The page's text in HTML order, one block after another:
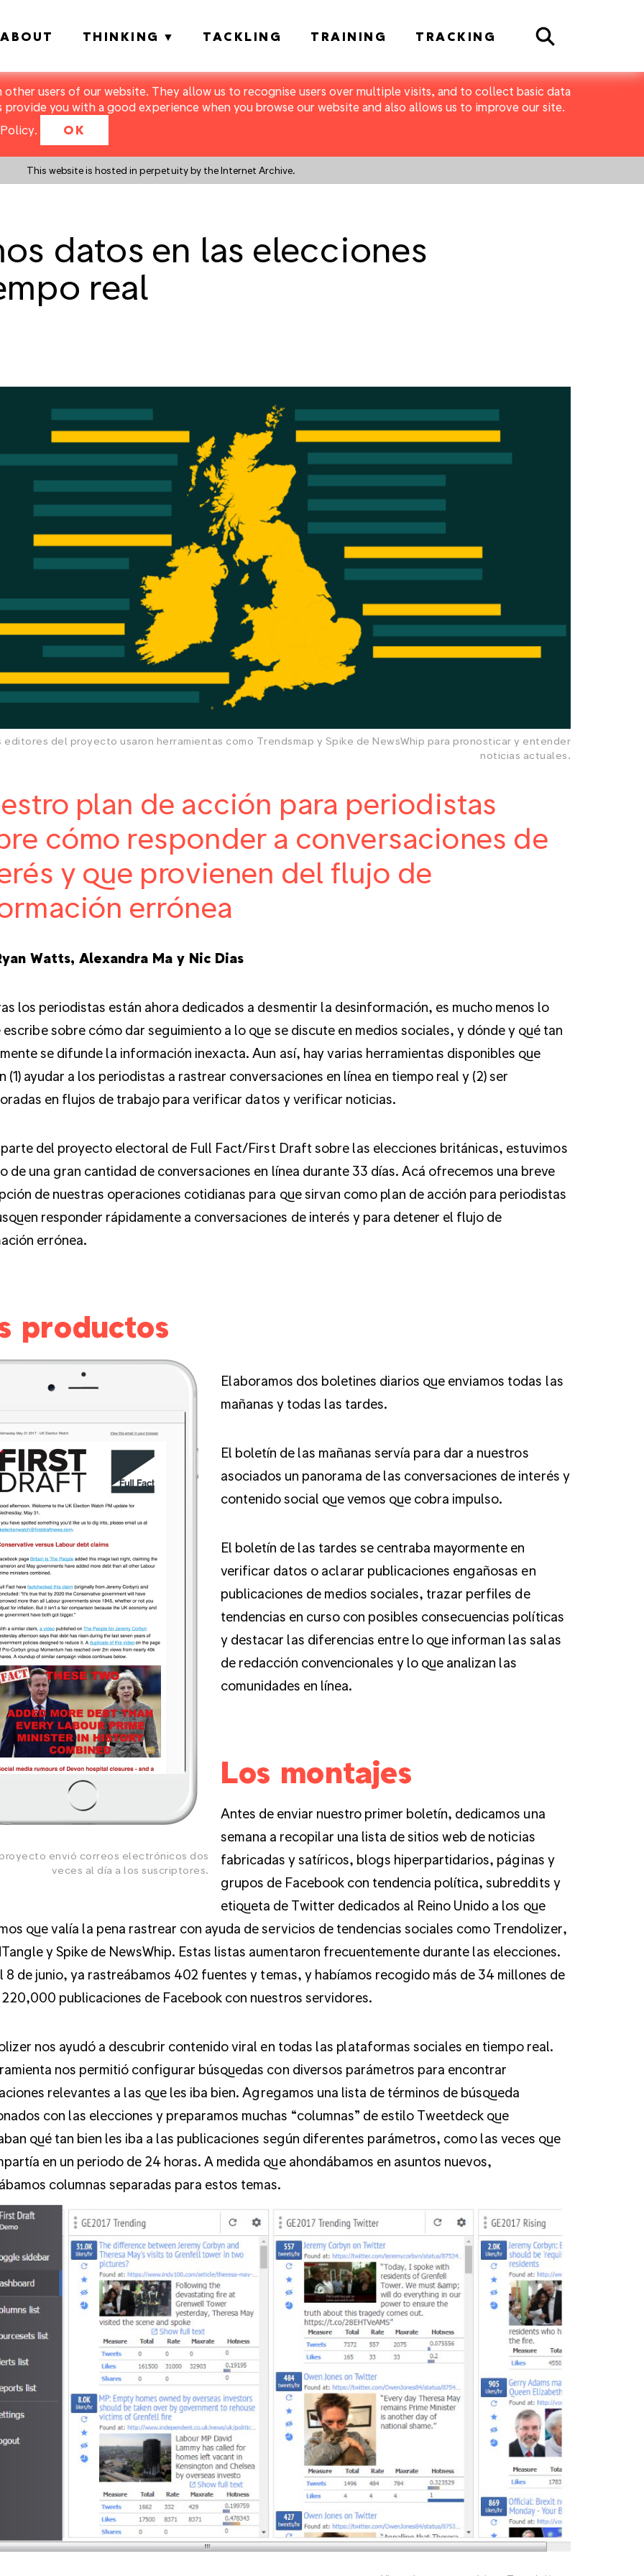
users of our website. They allow us to recognise users over multiple visits, and to collect basic data
you with a good experience when you browse our website and also allows us to improve our site.
. OK
This website is hosted in perpetuity by the Internet Archive.
ABOUT THINKING TACKLING TRAINING TRACKING Search
datos en las elecciones
real
editores del proyecto usaron herramientas como Trendsmap y Spike de NewsWhip para pronosticar y entender
noticias actuales.
plan de acción para periodistas
cómo responder a conversaciones de
y que provienen del flujo de
errónea
Watts, Alexandra Ma y Nic Dias
los periodistas están ahora dedicados a desmentir la desinformación, es mucho menos lo
escribe sobre cómo dar seguimiento a lo que se discute en medios sociales, y dónde y qué tan
se difunde la información inexacta. Aun así, hay varias herramientas disponibles que
(1) ayudar a los periodistas a rastrear conversaciones en línea en tiempo real y (2) ser
en flujos de trabajo para verificar datos y verificar noticias.
del proyecto electoral de Full Fact/First Draft sobre las elecciones británicas, estuvimos
de una gran cantidad de conversaciones en línea durante 33 días. Acá ofrecemos una breve
de nuestras operaciones cotidianas para que sirvan como plan de acción para periodistas
responder rápidamente a conversaciones de interés y para detener el flujo de
errónea.
productos
envió correos electrónicos dos
veces al día a los suscriptores.
Elaboramos dos boletines diarios que enviamos todas las
mañanas y todas las tardes.
El boletín de las mañanas servía para dar a nuestros
asociados un panorama de las conversaciones de interés y
contenido social que vemos que cobra impulso.
El boletín de las tardes se centraba mayormente en
verificar datos o aclarar publicaciones engañosas en
publicaciones de medios sociales, trazar perfiles de
tendencias en curso con posibles consecuencias políticas
y destacar las diferencias entre lo que informan las salas
de redacción convencionales y lo que analizan las
comunidades en línea.
Los montajes
Antes de enviar nuestro primer boletín, dedicamos una
semana a recopilar una lista de sitios web de noticias
fabricadas y satíricos, blogs hiperpartidarios, páginas y
grupos de Facebook con tendencia política, subreddits y
etiqueta de Twitter dedicados al Reino Unido a los que
que valía la pena rastrear con ayuda de servicios de tendencias sociales como Trendolizer,
y Spike de NewsWhip. Estas listas aumentaron frecuentemente durante las elecciones.
8 de junio, ya rastreábamos 402 fuentes y temas, y habíamos recogido más de 34 millones de
publicaciones de Facebook con nuestros servidores.
nos ayudó a descubrir contenido viral en todas las plataformas sociales en tiempo real.
nos permitió configurar búsquedas con diversos parámetros para encontrar
relevantes a las que les iba bien. Agregamos una lista de términos de búsqueda
con las elecciones y preparamos muchas “columnas” de estilo Tweetdeck que
qué tan bien les iba a las publicaciones según diferentes parámetros, como las veces que
en un periodo de 24 horas. A medida que ahondábamos en asuntos nuevos,
columnas separadas para estos temas.